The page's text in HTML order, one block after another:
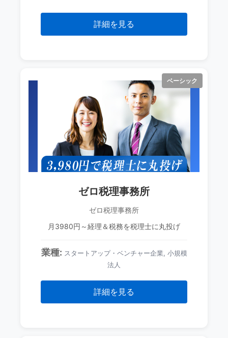
詳細を見る
ベーシック
ゼロ税理事務所
ゼロ税理事務所
月3980円～経理＆税務を税理士に丸投げ
業種: スタートアップ・ベンチャー企業, 小規模
法人
詳細を見る